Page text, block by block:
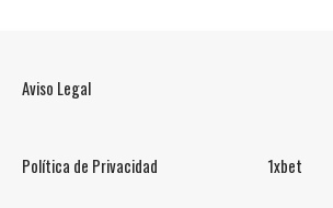
Aviso Legal
Política de Privacidad 1xbet